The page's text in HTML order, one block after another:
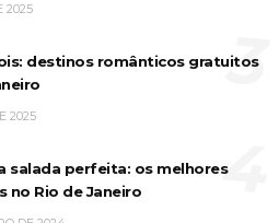
2025
destinos românticos gratuitos
2025
3
salada perfeita: os melhores
no Rio de Janeiro
4